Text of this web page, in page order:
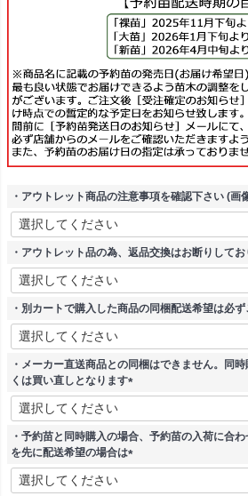
・アウトレット商品の注意事項を確認下さい (画
・アウトレット品の為、返品交換はお断りして
・別カートで購入した商品の同梱配送希望は必
・メーカー直送商品との同梱はできません。同
くは買い直しとなります
(
須
)
・予約苗と同時購入の場合、予約苗の入荷に合
を先に配送希望の場合は
(